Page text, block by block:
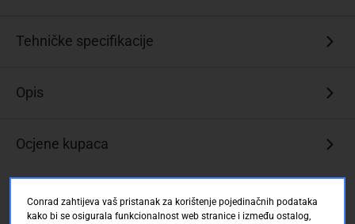
Tehničke specifikacije
Opis
Ocjene kupaca
Conrad zahtijeva vaš pristanak za korištenje pojedinačnih podataka
kako bi se osigurala funkcionalnost web stranice i između ostalog,